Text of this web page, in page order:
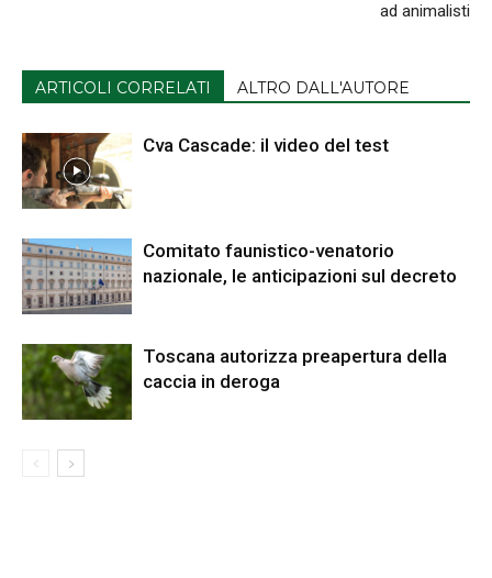
ad animalisti
ARTICOLI CORRELATI ALTRO DALL'AUTORE
Cva Cascade: il video del test
Comitato faunistico-venatorio
nazionale, le anticipazioni sul decreto
Toscana autorizza preapertura della
caccia in deroga